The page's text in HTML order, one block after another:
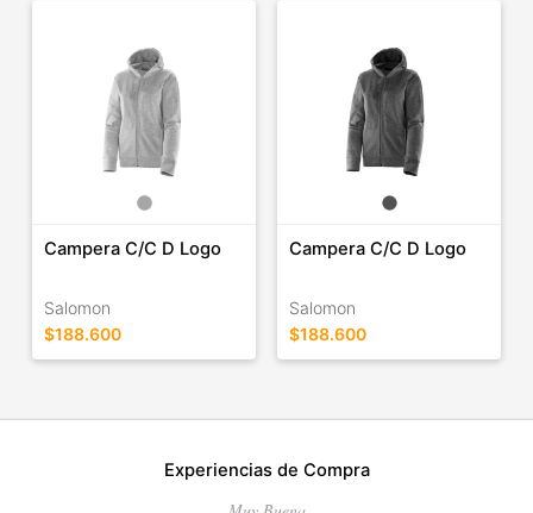
Campera C/C D Logo
Salomon
$188.600
Campera C/C D Logo
Salomon
$188.600
Experiencias de Compra